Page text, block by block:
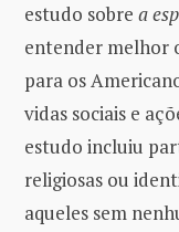
estudo sobre a
entender melhor
para os
vidas sociais e
estudo incluiu
religiosas ou
aqueles sem